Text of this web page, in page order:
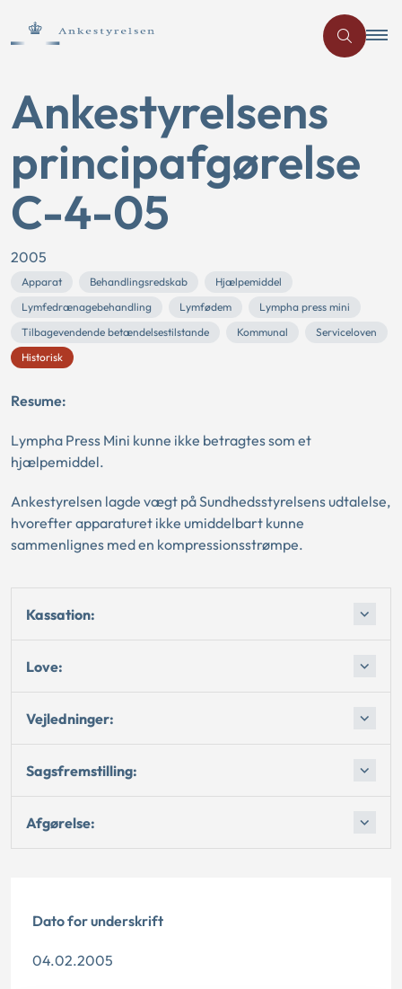
Ankestyrelsens
principafgørelse
C-4-05
2005
Apparat Behandlingsredskab
Hjælpemiddel
Lymfedrænagebehandling
Lymfødem
Lympha press mini
Tilbagevendende betændelsestilstande
Kommunal
Serviceloven
Historisk
Resume:
Lympha Press Mini kunne ikke betragtes som et
hjælpemiddel.
Ankestyrelsen lagde vægt på Sundhedsstyrelsens udtalelse,
hvorefter apparaturet ikke umiddelbart kunne
sammenlignes med en kompressionsstrømpe.
Kassation:
Love:
Vejledninger:
Sagsfremstilling:
Afgørelse:
Dato for underskrift
04.02.2005